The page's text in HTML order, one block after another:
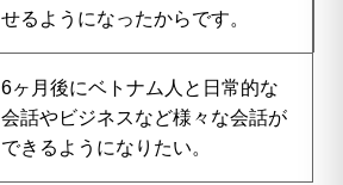
せるようになったからです。
6ヶ月後にベトナム人と日常的な
会話やビジネスなど様々な会話が
できるようになりたい。